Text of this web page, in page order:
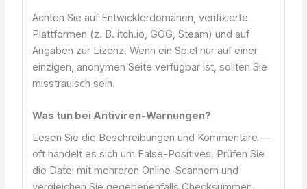
Achten Sie auf Entwicklerdomänen, verifizierte
Plattformen (z. B. itch.io, GOG, Steam) und auf
Angaben zur Lizenz. Wenn ein Spiel nur auf einer
einzigen, anonymen Seite verfügbar ist, sollten Sie
misstrauisch sein.
Was tun bei Antiviren-Warnungen?
Lesen Sie die Beschreibungen und Kommentare —
oft handelt es sich um False-Positives. Prüfen Sie
die Datei mit mehreren Online-Scannern und